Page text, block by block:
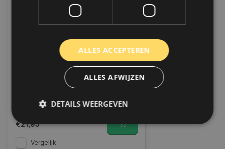
AIRO-CHEMIE Polyester plamuur
Indien voorradig, verzending binnen 2 a
verzending. (NL & BE)
€21,95
Vergelijk
ALLES ACCEPTEREN
ALLES AFWIJZEN
DETAILS WEERGEVEN
Strikt noodzakelijk